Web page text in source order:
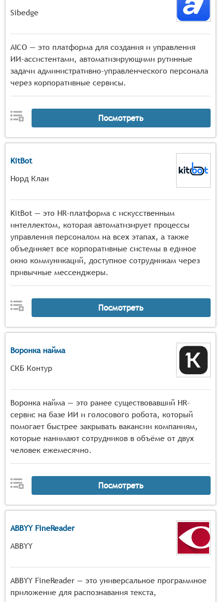
Sibedge
AICO — это платформа для создания и управления
ИИ-ассистентами, автоматизирующими рутинные
задачи административно-управленческого персонала
через корпоративные сервисы.
Посмотреть
KitBot
Норд Клан
KitBot — это HR-платформа с искусственным
интеллектом, которая автоматизирует процессы
управления персоналом на всех этапах, а также
объединяет все корпоративные системы в единое
окно коммуникаций, доступное сотрудникам через
привычные мессенджеры.
Посмотреть
Воронка найма
СКБ Контур
Воронка найма — это ранее существовавший HR-
сервис на базе ИИ и голосового робота, который
помогает быстрее закрывать вакансии компаниям,
которые нанимают сотрудников в объёме от двух
человек ежемесячно.
Посмотреть
ABBYY FineReader
ABBYY
ABBYY FineReader — это универсальное программное
приложение для распознавания текста,